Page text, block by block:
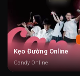
Kẹo Đường Online
Candy Online